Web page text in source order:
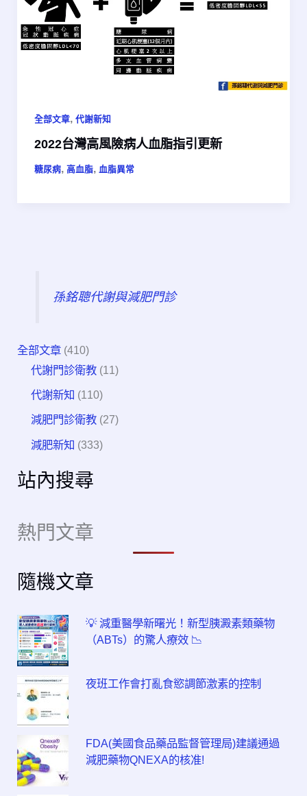
全部文章, 代謝新知
2022台灣高風險病人血脂指引更新
糖尿病, 高血脂, 血脂異常
孫銘聰代謝與減肥門診
全部文章 (410)
代謝門診衛教 (11)
代謝新知 (110)
減肥門診衛教 (27)
減肥新知 (333)
站內搜尋
熱門文章
隨機文章
💡 減重醫學新曙光！新型胰澱素類藥物
（ABTs）的驚人療效 📉
夜班工作會打亂食慾調節激素的控制
FDA(美國食品藥品監督管理局)建議通過
減肥藥物QNEXA的核准!